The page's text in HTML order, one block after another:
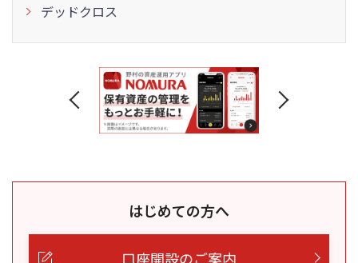
デッドクロス
はじめての方へ
口座開設のご案内